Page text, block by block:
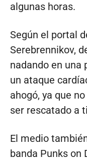
algunas horas.
Según el portal
Serebrennikov,
nadando en una
un ataque
ahogó, ya que
ser rescatado a
El medio
banda Punks on